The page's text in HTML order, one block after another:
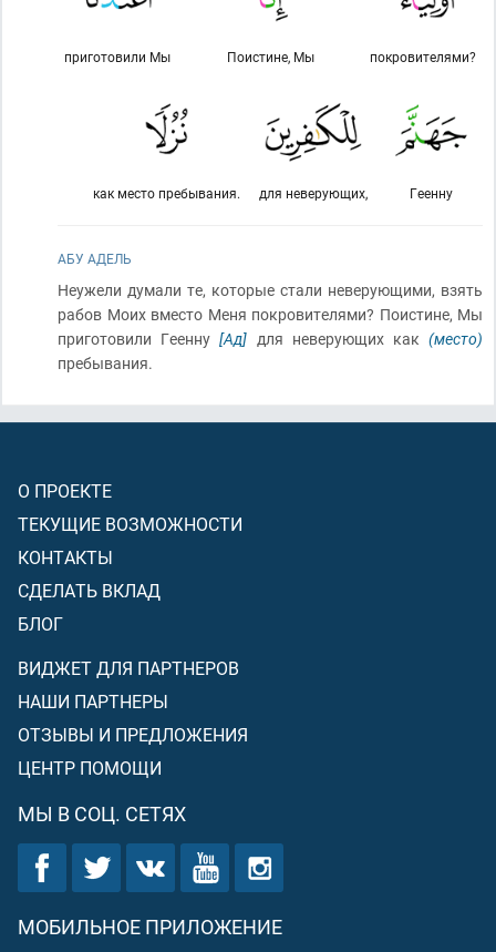
покровителями?
Поистине, Мы
приготовили Мы
Геенну
для неверующих,
как место пребывания.
АБУ АДЕЛЬ
Неужели думали те, которые стали неверующими, взять
рабов Моих вместо Меня покровителями? Поистине, Мы
приготовили Геенну[Ад] для неверующих как(место)
пребывания.
О ПРОЕКТЕ
ТЕКУЩИЕ ВОЗМОЖНОСТИ
КОНТАКТЫ
СДЕЛАТЬ ВКЛАД
БЛОГ
ВИДЖЕТ ДЛЯ ПАРТНЕРОВ
НАШИ ПАРТНЕРЫ
ОТЗЫВЫ И ПРЕДЛОЖЕНИЯ
ЦЕНТР ПОМОЩИ
МЫ В СОЦ. СЕТЯХ
МОБИЛЬНОЕ ПРИЛОЖЕНИЕ